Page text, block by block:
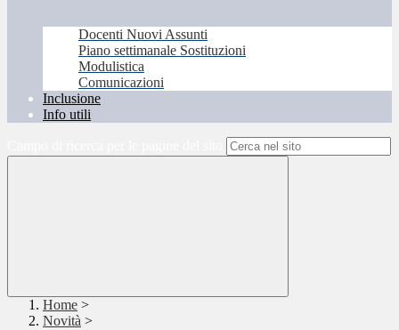
Docenti Nuovi Assunti
Piano settimanale Sostituzioni
Modulistica
Comunicazioni
Inclusione
Info utili
Home >
Novità >